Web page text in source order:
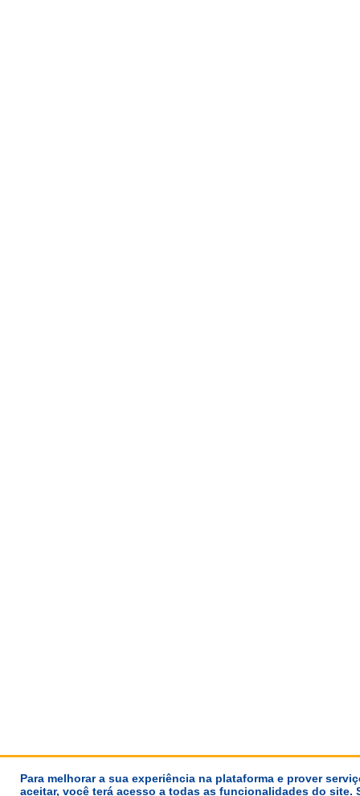
Para melhorar a sua experiência na plataforma e prover
aceitar, você terá acesso a todas as funcionalidades do site.